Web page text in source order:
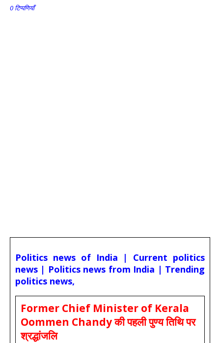
0 टिप्पणियाँ
Politics news of India | Current politics
news | Politics news from India | Trending
politics news,
Former Chief Minister of Kerala
Oommen Chandy की पहली पुण्य तिथि पर
श्रद्धांजलि